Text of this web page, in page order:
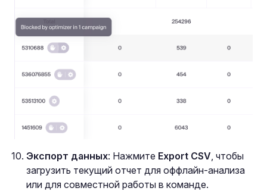
Экспорт данных: Нажмите Export CSV , чтобы
загрузить текущий отчет для оффлайн-анализа
или для совместной работы в команде.